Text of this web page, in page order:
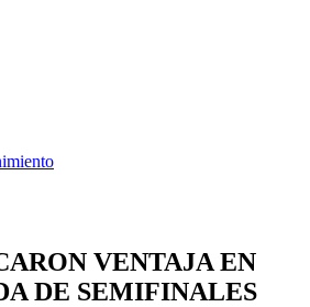
VENTAJA EN
DE SEMIFINALES